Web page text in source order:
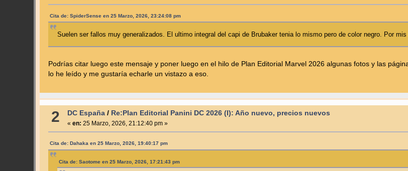
Cita de: SpiderSense en 25 Marzo, 2026, 23:24:08 pm
Suelen ser fallos muy generalizados. El ultimo integral del capi de Brubaker tenia lo mismo pero de color negro. Por
Podrías citar luego este mensaje y poner luego en el hilo de Plan Editorial Marvel 2026 algunas fotos y las
lo he leído y me gustaría echarle un vistazo a eso.
2 DC España/ Re:Plan Editorial Panini DC 2026 (I): Año nuevo, precios nuevos
« en: 25 Marzo, 2026, 21:12:40 pm »
Cita de: Dahaka en 25 Marzo, 2026, 19:40:17 pm
Cita de: Saotome en 25 Marzo, 2026, 17:21:43 pm